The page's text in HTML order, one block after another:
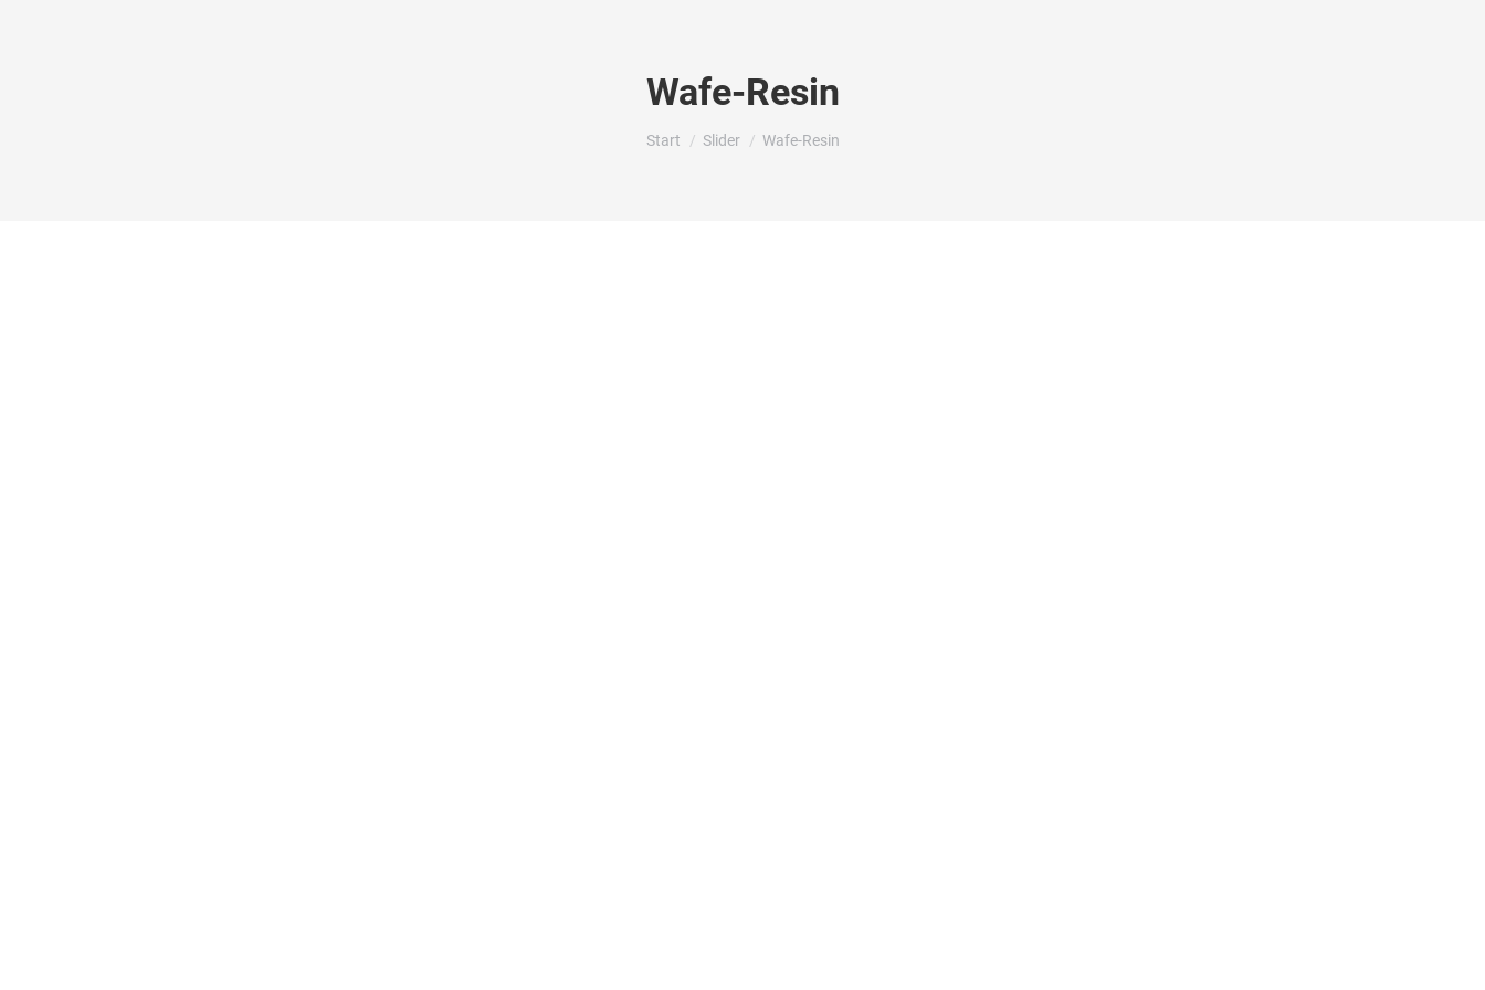
Wafe-Resin
Sie befinden sich hier:
Start Slider Wafe-Resin